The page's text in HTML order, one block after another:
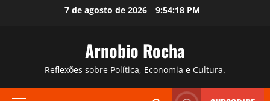
7 de agosto de 2026 9:54:19 PM
Arnobio Rocha
Reflexões sobre Política, Economia e Cultura.